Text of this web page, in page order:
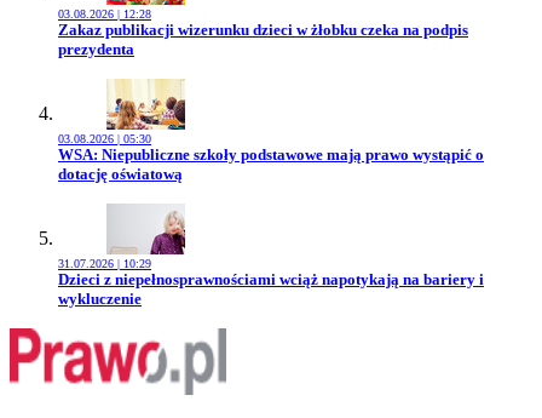
03.08.2026 | 12:28
Przejdź do artykułu:
Zakaz publikacji wizerunku dzieci w żłobku czeka na podpis
prezydenta
03.08.2026 | 05:30
Przejdź do artykułu:
WSA: Niepubliczne szkoły podstawowe mają prawo wystąpić o
dotację oświatową
31.07.2026 | 10:29
Przejdź do artykułu:
Dzieci z niepełnosprawnościami wciąż napotykają na bariery i
wykluczenie